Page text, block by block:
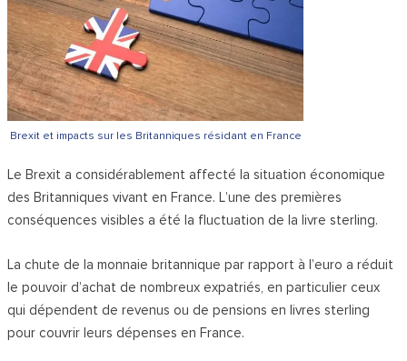
Brexit et impacts sur les Britanniques résidant en France
Le Brexit a considérablement affecté la situation économique
des Britanniques vivant en France. L’une des premières
conséquences visibles a été la fluctuation de la livre sterling.
La chute de la monnaie britannique par rapport à l’euro a réduit
le pouvoir d’achat de nombreux expatriés, en particulier ceux
qui dépendent de revenus ou de pensions en livres sterling
pour couvrir leurs dépenses en France.